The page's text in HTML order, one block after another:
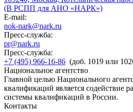
(В РСПП для АНО «НАРК»)
E-mail:
nok-nark@nark.ru
Пресс-служба:
pr@nark.ru
Пресс-служба:
+7 (495) 966-16-86 (доб. 1019 или
Национальное агентство
Главной целью Национального
квалификаций является содействие
системы квалификаций в России.
Контакты